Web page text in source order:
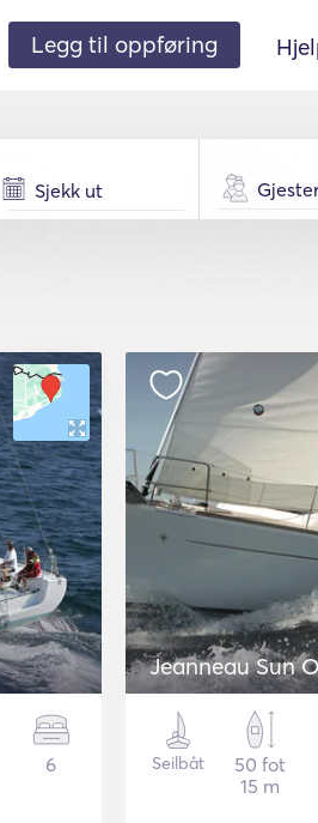
Legg til oppføring
6
Jeanneau Sun
Seilbåt
50 fot
15 m